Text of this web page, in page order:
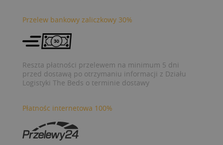
Przelew bankowy zaliczkowy 30%
Reszta płatności przelewem na minimum 5 dni
przed dostawą po otrzymaniu informacji z Działu
Logistyki The Beds o terminie dostawy
Płatnośc internetowa 100%